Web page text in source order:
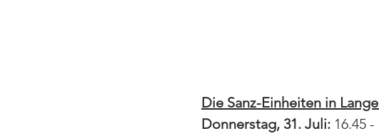
Die Sanz-Einheiten in
Donnerstag, 31. Juli: 16.45